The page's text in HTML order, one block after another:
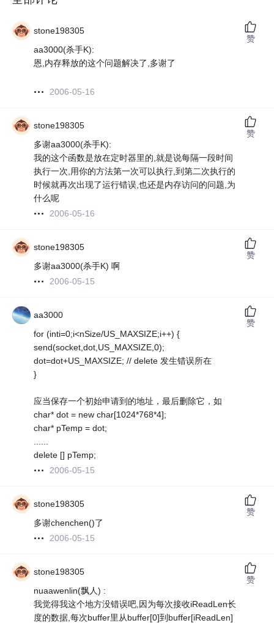
stone198305
aa3000(杀手K):
恩,内存释放的这个问题解决了,多谢了
2006-05-16
赞
stone198305
多谢aa3000(杀手K):
我的这个函数是放在定时器里的,就是说每隔一段时间
执行一次,用你的方法第一次可以执行,到第二次执行的
时候就再次出现了运行错误,也还是内存访问的问题,为
什么呢
2006-05-16
赞
stone198305
多谢aa3000(杀手K) 啊
2006-05-15
赞
aa3000
for (inti=0;i<nSize/US_MAXSIZE;i++) {
send(socket,dot,US_MAXSIZE,0);
dot=dot+US_MAXSIZE; // delete 发生错误所在
}
应当保存一个初始申请到的地址，最后删除它，如
char* dot = new char[1024*768*4];
char* pTemp = dot;
......
delete [] pTemp;
2006-05-15
赞
stone198305
多谢chenchen()了
2006-05-15
赞
stone198305
nuaawenlin(飘人) :
我觉得我这个地方没错误吧,因为每次接收iReadLen长
度的数据,每次buffer里从buffer[0]到buffer[iReadLen]
赞